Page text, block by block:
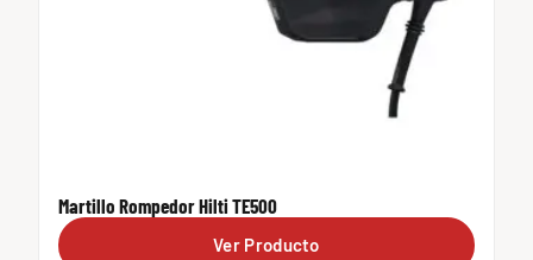
Martillo Rompedor Hilti TE500
Ver Producto